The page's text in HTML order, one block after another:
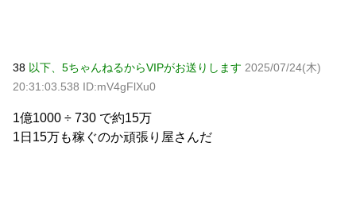
38 以下、5ちゃんねるからVIPがお送りします 2025/07/24(木)
20:31:03.538 ID:mV4gFlXu0
1億1000 ÷ 730 で約15万
1日15万も稼ぐのか頑張り屋さんだ